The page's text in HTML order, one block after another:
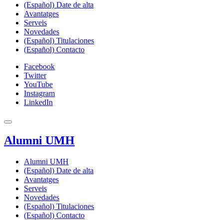
(Español) Date de alta
Avantatges
Serveis
Novedades
(Español) Titulaciones
(Español) Contacto
Facebook
Twitter
YouTube
Instagram
LinkedIn
Alumni UMH
Alumni UMH
(Español) Date de alta
Avantatges
Serveis
Novedades
(Español) Titulaciones
(Español) Contacto